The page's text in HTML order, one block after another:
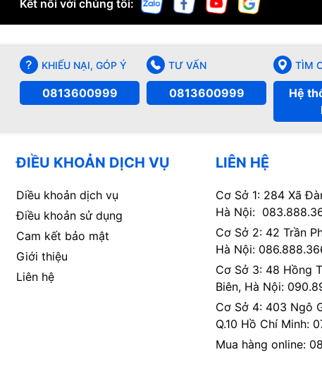
Kết nối với chúng tôi:
KHIẾU NẠI, GÓP Ý
0813600999
TƯ VẤN
0813600999
TÌM
Hệ
ĐIỀU KHOẢN DỊCH VỤ
Diều khoản dịch vụ
Điều khoản sử dụng
Cam kết bảo mật
Giới thiệu
Liên hệ
LIÊN HỆ
Cơ Sở 1: 284 Xã
Hà Nội:
Cơ Sở 2: 42 Trần
Hà Nội:
Cơ Sở 3: 48 Hồng
Biên, Hà Nội:
Cơ Sở 4: 403 Ngô
Q.10 Hồ Chí Minh:
Mua hàng online: